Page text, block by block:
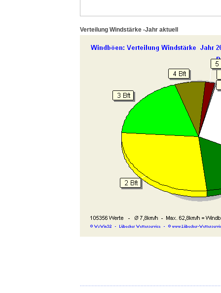
Verteilung Windstärke -Jahr aktuell